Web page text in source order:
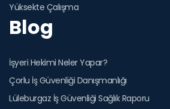
Yüksekte Çalışma
Blog
İşyeri Hekimi Neler Yapar?
Çorlu İş Güvenliği Danışmanlığı
Lüleburgaz İş Güvenliği Sağlık Raporu